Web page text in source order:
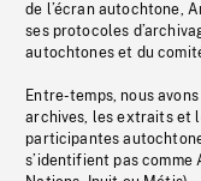
de l’écran autochtone,
ses protocoles
autochtones et du
Entre-temps, nous
archives, les extraits et
participantes
s’identifient pas comme